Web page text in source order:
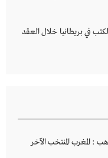
في بريطانيا خلال العقد
: المغرب المنتخب الآخر